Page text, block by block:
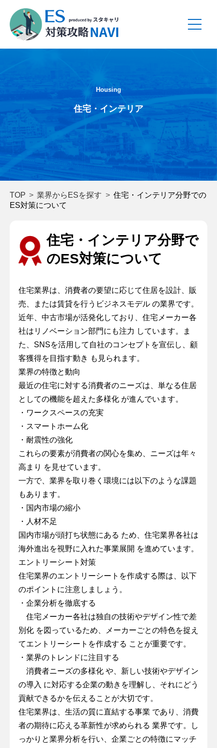
住宅・インテリア
Housing
TOP 業界からESを探す
住宅・インテリア分野での
ES対策について
住宅・インテリア分野で
のES対策について
住宅業界は、消費者の要望に応じて住居を設計、販
売、または賃貸を行うビジネスモデル の業界です。
近年、中古市場が活発化しており、住宅メーカー各
社はリノベーション部門にも注力 しています。ま
た、SNSを活用して自社のコンセプトを宣伝し、顧
客獲得を目指す動き も見られます。
業界の特徴と動向
最近の住宅に対する消費者のニーズは、単なる住居
としての機能を超えた多様化 が進んでいます。
・ワークスペースの充実
・スマートホーム化
・耐震性の強化
これらの要素が消費者の関心を集め、ニーズは年々
高まり を見せています。
一方で、業界を取り巻く環境には以下のような課題
もあります。
・国内市場の縮小
・人材不足
国内市場が頭打ち状態にある ため、住宅業界各社は
海外進出を視野に入れた事業展開 を進めています。
エントリーシート対策
住宅業界のエントリーシートを作成する際は、以下
のポイントに注意しましょう。
・企業分析を徹底する
住宅メーカー各社は独自の技術やデザイン性で差
別化 を図っているため、メーカーごとの特色を捉え
てエントリーシートを作成する ことが重要です。
・業界のトレンドに注目する
消費者ニーズの多様化 や、新しい技術やデザイン
の導入 に対応する企業の動きを理解し、それにどう
貢献できるかを伝えることが大切です。
住宅業界は、生活の質に直結する事業 であり、消費
者の期待に応える革新性が求められる 業界です。し
っかりと業界分析を行い、企業ごとの特徴にマッチ